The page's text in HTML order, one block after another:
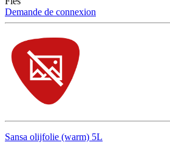
Demande de connexion
Sansa olijfolie (warm) 5L